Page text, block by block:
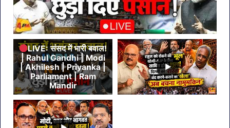
LIVE: संसद में भारी बवाल!
| Rahul Gandhi | Modi
| Akhilesh | Priyanka |
Parliament | Ram
Mandir